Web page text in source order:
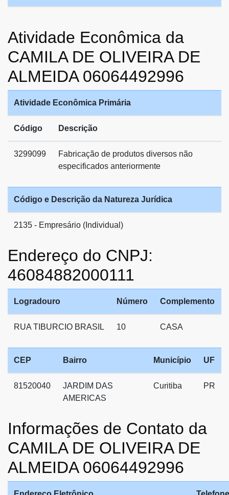
Atividade Econômica da
CAMILA DE OLIVEIRA DE
ALMEIDA 06064492996
Atividade Econômica Primária
Código Descrição
3299099
Fabricação de produtos diversos não
especificados anteriormente
Código e Descrição da Natureza Jurídica
2135 - Empresário (Individual)
Endereço do CNPJ:
46084882000111
Logradouro Número Complemento
RUA TIBURCIO BRASIL 10 CASA
CEP Bairro Município UF
81520040
JARDIM DAS
AMERICAS
Curitiba PR
Informações de Contato da
CAMILA DE OLIVEIRA DE
ALMEIDA 06064492996